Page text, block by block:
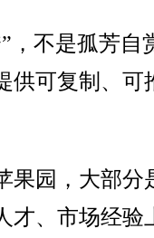
不是孤芳自
供可复制、可
园，大部分
才、市场经验